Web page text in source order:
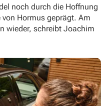
noch durch die Hoffnung
Hormus geprägt. Am
wieder, schreibt Joachim